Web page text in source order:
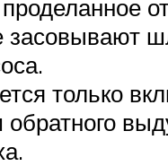
засовывают
только